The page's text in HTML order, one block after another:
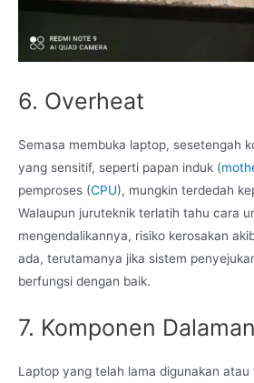
6. Overheat
Semasa membuka laptop, sesetengah
yang sensitif, seperti papan induk (
pemproses (CPU), mungkin terdedah
Walaupun juruteknik terlatih tahu cara
mengendalikannya, risiko kerosakan
ada, terutamanya jika sistem
berfungsi dengan baik.
7. Komponen
Laptop yang telah lama digunakan atau